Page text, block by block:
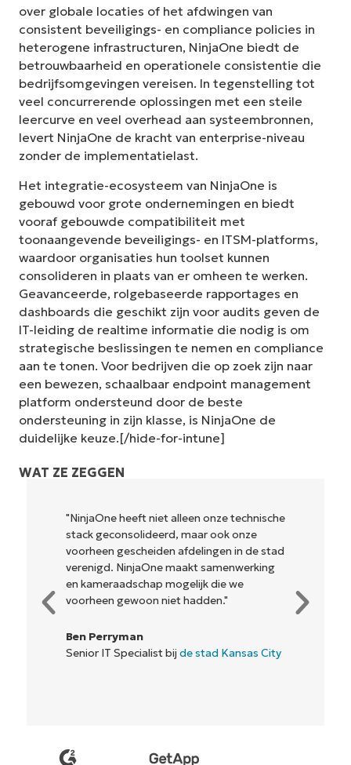
over globale locaties of het afdwingen van
consistent beveiligings- en compliance policies in
heterogene infrastructuren, NinjaOne biedt de
betrouwbaarheid en operationele consistentie die
bedrijfsomgevingen vereisen. In tegenstelling tot
veel concurrerende oplossingen met een steile
leercurve en veel overhead aan systeembronnen,
levert NinjaOne de kracht van enterprise-niveau
zonder de implementatielast.
Het integratie-ecosysteem van NinjaOne is
gebouwd voor grote ondernemingen en biedt
vooraf gebouwde compatibiliteit met
toonaangevende beveiligings- en ITSM-platforms,
waardoor organisaties hun toolset kunnen
consolideren in plaats van er omheen te werken.
Geavanceerde, rolgebaseerde rapportages en
dashboards die geschikt zijn voor audits geven de
IT-leiding de realtime informatie die nodig is om
strategische beslissingen te nemen en compliance
aan te tonen. Voor bedrijven die op zoek zijn naar
een bewezen, schaalbaar endpoint management
platform ondersteund door de beste
ondersteuning in zijn klasse, is NinjaOne de
duidelijke keuze.[/hide-for-intune]
WAT ZE ZEGGEN
"NinjaOne heeft niet alleen onze technische
stack geconsolideerd, maar ook onze
voorheen gescheiden afdelingen in de stad
verenigd. NinjaOne maakt samenwerking
en kameraadschap mogelijk die we
voorheen gewoon niet hadden."
Ben Perryman
Senior IT Specialist bij de stad Kansas City